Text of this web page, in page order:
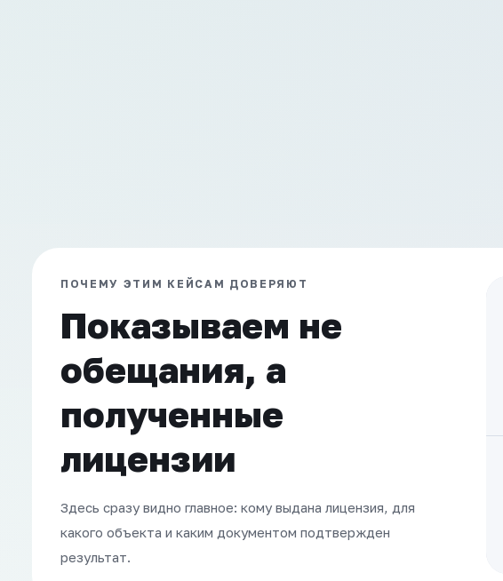
ПОЧЕМУ ЭТИМ КЕЙСАМ ДОВЕРЯЮТ
Показываем не
обещания, а
полученные
лицензии
Здесь сразу видно главное: кому выдана лицензия, для
какого объекта и каким документом подтвержден
результат.